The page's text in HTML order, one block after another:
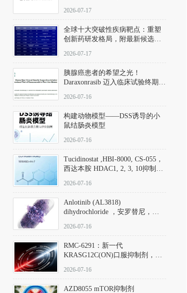
应用指南
2026-07-17
全球十大突破性疾病靶点：重塑
创新药研发格局，附最新候选分
2026-07-17
胰腺癌患者的希望之光！
Daraxonrasib 迈入临床试验终期阶
2026-07-16
构建动物模型——DSS诱导的小
鼠结肠炎模型
2026-07-16
Tucidinostat ,HBI-8000, CS-055，
西达本胺 HDAC1, 2, 3, 10抑制剂
D808567) - DKM活性分子
2026-07-16
Anlotinib (AL3818)
dihydrochloride ，安罗替尼，
Hydrochloride实验方法步骤SOP
2026-07-16
RMC-6291：新一代
KRASG12C(ON)口服抑制剂，
(Elironrasib)CAS#2641998-63-0
2026-07-16
AZD8055 mTOR抑制剂